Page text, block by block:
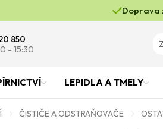
Doprava
850
- 15:30
LEPIDLA A TMELY
ČISTIČE A ODSTRAŇOVAČE